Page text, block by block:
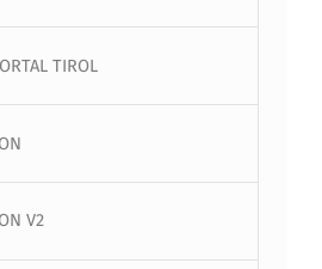
TIROL
V2